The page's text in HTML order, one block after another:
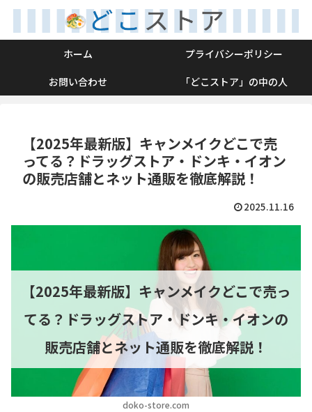
ホーム
プライバシーポリシー
お問い合わせ
「どこストア」の中の人
【2025年最新版】キャンメイクどこで売
ってる？ドラッグストア・ドンキ・イオン
の販売店舗とネット通販を徹底解説！
2025.11.16
doko-store.com
【2025年最新版】キャンメイクどこで売っ
てる？ドラッグストア・ドンキ・イオンの
販売店舗とネット通販を徹底解説！